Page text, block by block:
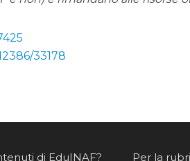
33178
di EduINAF? Per la